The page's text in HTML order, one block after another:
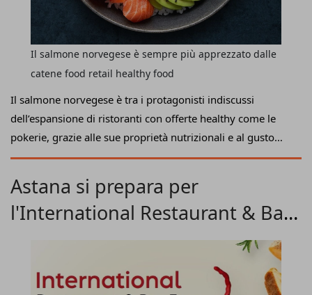
Il salmone norvegese è tra i protagonisti indiscussi
dell’espansione di ristoranti con offerte healthy come le
pokerie, grazie alle sue proprietà nutrizionali e al gusto
contemporaneo. Nel 2024 i consumi di pesce in Italia
fuori casa: secondo i dati CREST di Circana sul consumo
OOH, sono state servite oltre 1,09 miliardi di porzioni,
assoluti di questa evoluzione sono i Quick Service
Restaurant, che hanno saputo rendere il pesce un alimento
accessibile, moderno e in linea con i nuovi stili di vita.
Il salmone norvegese è sempre più apprezzato dalle
catene food retail healthy food
Astana si prepara per
l'International Restaurant & Bar